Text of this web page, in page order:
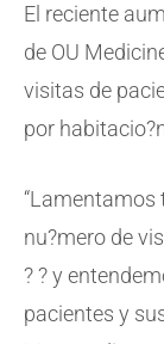
El reciente
de OU
visitas de
por
“Lamentamos
nu?mero de
? ? y
pacientes y